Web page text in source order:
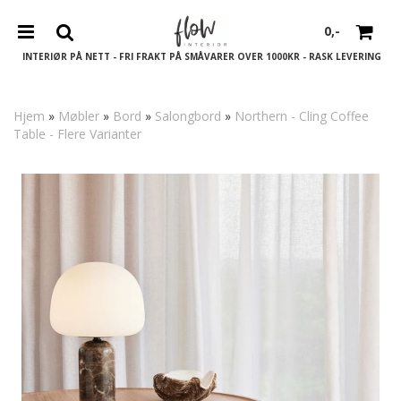
0,-
INTERIØR PÅ NETT - FRI FRAKT PÅ SMÅVARER OVER 1000KR - RASK LEVERING
Hjem » Møbler » Bord » Salongbord » Northern - Cling Coffee
Table - Flere Varianter